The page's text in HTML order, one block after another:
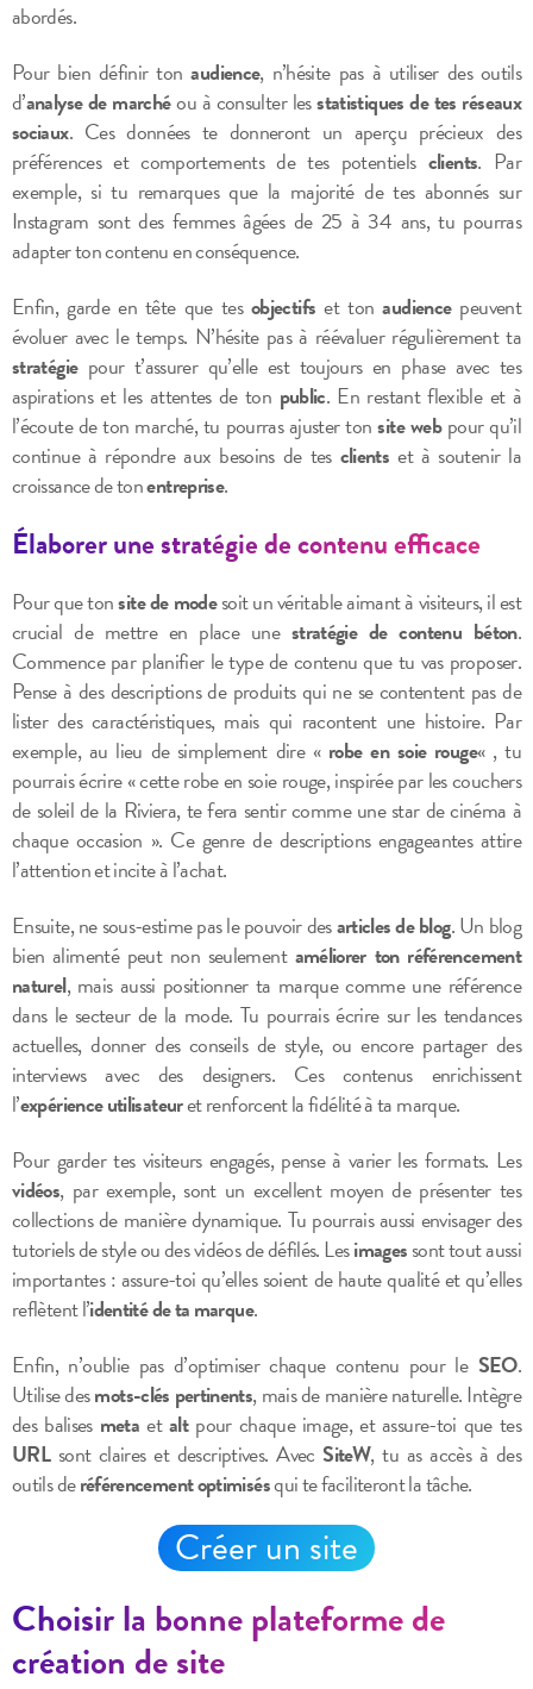
abordés.
Pour bien définir tonaudience, n’hésite pas à utiliser des outils
d’analyse de marchéou à consulter lesstatistiques de tes réseaux
sociaux. Ces données te donneront un aperçu précieux des
préférences et comportements de tes potentiels clients. Par
exemple, si tu remarques que la majorité de tes abonnés sur
Instagram sont des femmes âgées de 25 à 34 ans, tu pourras
adapter ton contenu en conséquence.
Enfin, garde en tête que tesobjectifs et tonaudiencepeuvent
évoluer avec le temps. N’hésite pas à réévaluer régulièrement ta
stratégiepour t’assurer qu’elle est toujours en phase avec tes
aspirations et les attentes de ton public. En restant flexible et à
l’écoute de ton marché, tu pourras ajuster tonsite webpour qu’il
continue à répondre aux besoins de tes clients et à soutenir la
croissance de tonentreprise.
Élaborer une stratégie de contenu efficace
Pour que tonsite de modesoit un véritable aimant à visiteurs, il est
crucial de mettre en place une stratégie de contenu béton.
Commence par planifier le type de contenu que tu vas proposer.
Pense à des descriptions de produits qui ne se contentent pas de
lister des caractéristiques, mais qui racontent une histoire. Par
exemple, au lieu de simplement dire « robe en soie rouge« , tu
pourrais écrire « cette robe en soie rouge, inspirée par les couchers
de soleil de la Riviera, te fera sentir comme une star de cinéma à
chaque occasion ». Ce genre de descriptions engageantes attire
l’attention et incite à l’achat.
Ensuite, ne sous-estime pas le pouvoir desarticles de blog. Un blog
bien alimenté peut non seulement améliorer ton référencement
naturel, mais aussi positionner ta marque comme une référence
dans le secteur de la mode. Tu pourrais écrire sur les tendances
actuelles, donner des conseils de style, ou encore partager des
interviews avec des designers. Ces contenus enrichissent
l’expérience utilisateuret renforcent la fidélité à ta marque.
Pour garder tes visiteurs engagés, pense à varier les formats. Les
vidéos, par exemple, sont un excellent moyen de présenter tes
collections de manière dynamique. Tu pourrais aussi envisager des
tutoriels de style ou des vidéos de défilés. Lesimagessont tout aussi
importantes : assure-toi qu’elles soient de haute qualité et qu’elles
reflètent l’identité de ta marque.
Enfin, n’oublie pas d’optimiser chaque contenu pour le SEO.
Utilise desmots-clés pertinents, mais de manière naturelle. Intègre
des balises meta etaltpour chaque image, et assure-toi que tes
URLsont claires et descriptives. Avec SiteW, tu as accès à des
outils deréférencement optimisésqui te faciliteront la tâche.
Créer un site
Choisir la bonne plateforme de
création de site